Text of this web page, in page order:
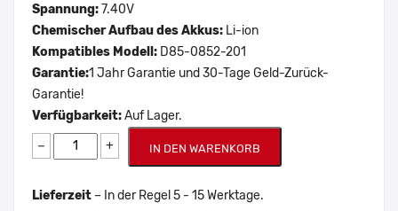
Spannung:7.40V
Chemischer Aufbau des Akkus: Li-ion
Kompatibles Modell: D85-0852-201
Garantie:1 Jahr Garantie und 30-Tage Geld-Zurück-
Garantie!
Verfügbarkeit:Auf Lager.
− + IN DEN WARENKORB
Lieferzeit – In der Regel 5 - 15 Werktage.